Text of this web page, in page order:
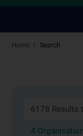
Home Search
6178 Results
4